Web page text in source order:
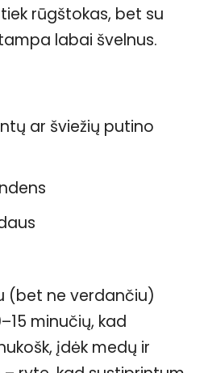
rūgštokas, bet su
labai švelnus.
ar šviežių putino
(bet ne verdančiu)
minučių, kad
įdėk medų ir